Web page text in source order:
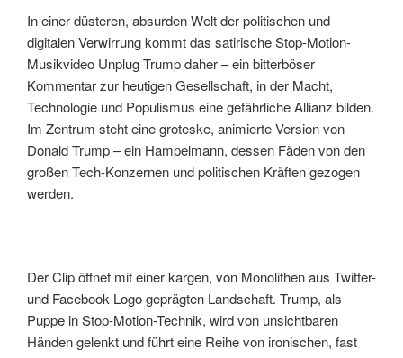
In einer düsteren, absurden Welt der politischen und
digitalen Verwirrung kommt das satirische Stop-Motion-
Musikvideo Unplug Trump daher – ein bitterböser
Kommentar zur heutigen Gesellschaft, in der Macht,
Technologie und Populismus eine gefährliche Allianz bilden.
Im Zentrum steht eine groteske, animierte Version von
Donald Trump – ein Hampelmann, dessen Fäden von den
großen Tech-Konzernen und politischen Kräften gezogen
werden.
Der Clip öffnet mit einer kargen, von Monolithen aus Twitter-
und Facebook-Logo geprägten Landschaft. Trump, als
Puppe in Stop-Motion-Technik, wird von unsichtbaren
Händen gelenkt und führt eine Reihe von ironischen, fast